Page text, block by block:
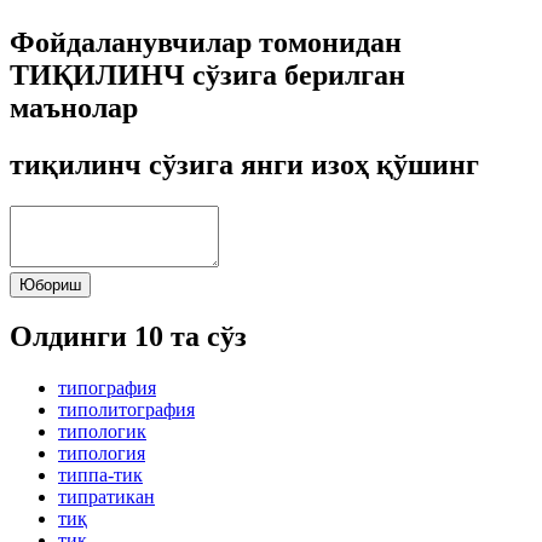
Фойдаланувчилар томонидан
ТИҚИЛИНЧ сўзига берилган
маънолар
тиқилинч сўзига янги изоҳ қўшинг
Юбориш
Олдинги 10 та сўз
типография
типолитография
типологик
типология
типпа-тик
типратикан
тиқ